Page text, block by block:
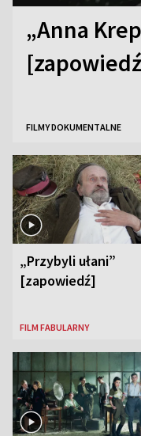
„Anna
FILMY DOKUMENTALNE
„Przybyli ułani”
[zapowiedź]
FILM FABULARNY